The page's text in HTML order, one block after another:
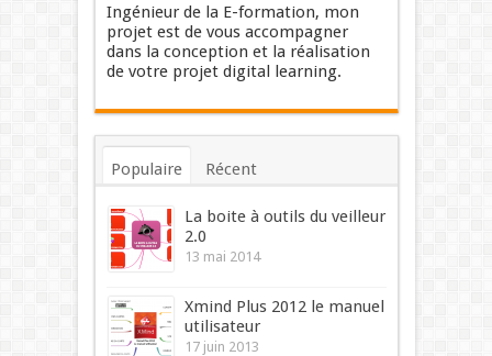
Ingénieur de la E-formation, mon
projet est de vous accompagner
dans la conception et la réalisation
de votre projet digital learning.
Populaire Récent
Commentaires Mots-clés
La boite à outils du veilleur
2.0
13 mai 2014
Xmind Plus 2012 le manuel
utilisateur
17 juin 2013